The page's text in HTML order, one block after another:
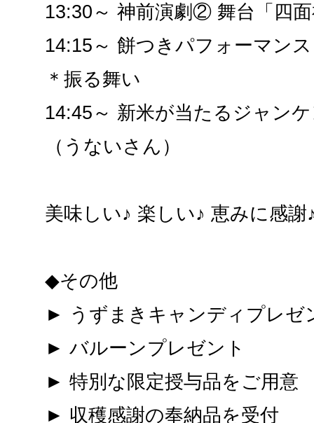
13:30～ 神前演劇② 舞台「四
14:15～ 餅つきパフォーマンス
＊振る舞い
14:45～ 新米が当たるジャン
（うないさん）
美味しい♪ 楽しい♪ 恵みに感謝
◆その他
► うずまきキャンディプレゼ
► バルーンプレゼント
► 特別な限定授与品をご用意
► 収穫感謝の奉納品を受付